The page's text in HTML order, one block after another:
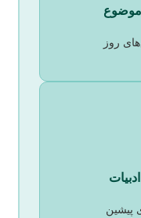
روز
پیشین